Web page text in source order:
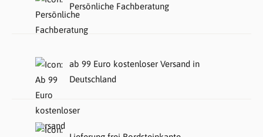
Persönliche Fachberatung
ab 99 Euro kostenloser Versand in
Deutschland